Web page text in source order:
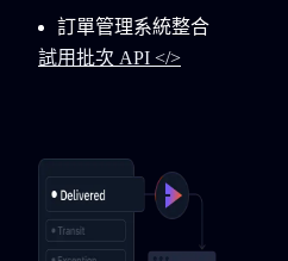
訂單管理系統整合
試用批次 API </>